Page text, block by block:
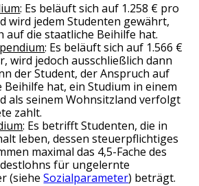
: Es beläuft sich auf 1.258 € pro
wird jedem Studenten gewährt,
auf die staatliche Beihilfe hat.
: Es beläuft sich auf 1.566 €
wird jedoch ausschließlich dann
der Student, der Anspruch auf
Beihilfe hat, ein Studium in einem
als seinem Wohnsitzland verfolgt
zahlt.
: Es betrifft Studenten, die in
leben, dessen steuerpflichtiges
maximal das 4,5-Fache des
für ungelernte
(sieheSozialparameter) beträgt.